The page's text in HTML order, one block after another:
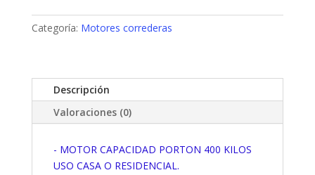
Kilos
Categoría: Motores correderas
Descripción
Valoraciones (0)
- MOTOR CAPACIDAD PORTON 400 KILOS
USO CASA O RESIDENCIAL.